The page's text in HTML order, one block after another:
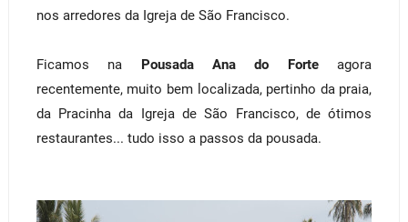
nos arredores da Igreja de São Francisco.
Ficamos na Pousada Ana do Forteagora
recentemente, muito bem localizada, pertinho da praia,
da Pracinha da Igreja de São Francisco, de ótimos
restaurantes... tudo isso a passos da pousada.